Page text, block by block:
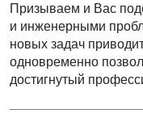
Призываем и Вас
и инженерными
новых задач
одновременно
достигнутый